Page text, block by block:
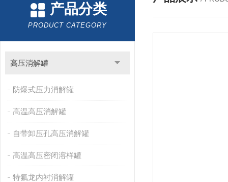
产品分类
PRODUCT CATEGORY
高压消解罐
防爆式压力消解罐
高温高压消解罐
自带卸压孔高压消解罐
高温高压密闭溶样罐
特氟龙内衬消解罐